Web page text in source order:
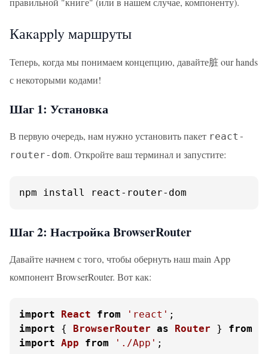
Какapply маршруты
Теперь, когда мы понимаем концепцию, давайте脏 our hands
с некоторыми кодами!
Шаг 1: Установка
В первую очередь, нам нужно установить пакет react-
router-dom. Откройте ваш терминал и запустите:
npm install react-router-dom
Шаг 2: Настройка BrowserRouter
Давайте начнем с того, чтобы обернуть наш main App
компонент BrowserRouter. Вот как:
import React from 'react'
import { BrowserRouter as Router } from
import App from './App' ;